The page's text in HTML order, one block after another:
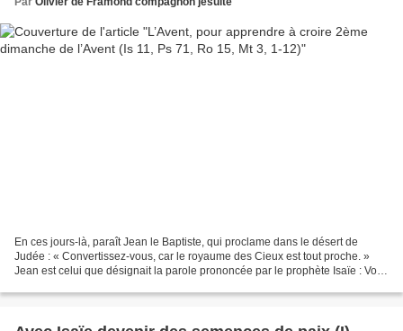
En ces jours-là, paraît Jean le Baptiste, qui proclame dans le désert de
Judée : « Convertissez-vous, car le royaume des Cieux est tout proche. »
Jean est celui que désignait la parole prononcée par le prophète Isaïe : Voix